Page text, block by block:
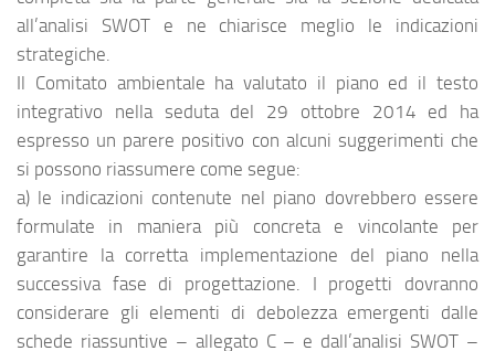
all’analisi SWOT e ne chiarisce meglio le indicazioni
strategiche.
Il Comitato ambientale ha valutato il piano ed il testo
integrativo nella seduta del 29 ottobre 2014 ed ha
espresso un parere positivo con alcuni suggerimenti che
si possono riassumere come segue:
a) le indicazioni contenute nel piano dovrebbero essere
formulate in maniera più concreta e vincolante per
garantire la corretta implementazione del piano nella
successiva fase di progettazione. I progetti dovranno
considerare gli elementi di debolezza emergenti dalle
schede riassuntive – allegato C – e dall’analisi SWOT –